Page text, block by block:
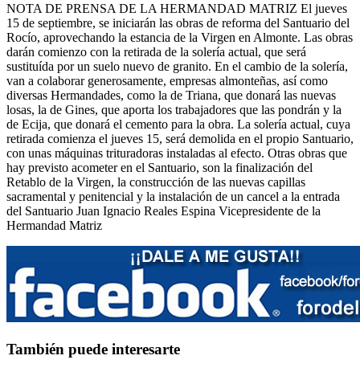
NOTA DE PRENSA DE LA HERMANDAD MATRIZ El jueves
15 de septiembre, se iniciarán las obras de reforma del Santuario del
Rocío, aprovechando la estancia de la Virgen en Almonte. Las obras
darán comienzo con la retirada de la solería actual, que será
sustituída por un suelo nuevo de granito. En el cambio de la solería,
van a colaborar generosamente, empresas almonteñas, así como
diversas Hermandades, como la de Triana, que donará las nuevas
losas, la de Gines, que aporta los trabajadores que las pondrán y la
de Ecija, que donará el cemento para la obra. La solería actual, cuya
retirada comienza el jueves 15, será demolida en el propio Santuario,
con unas máquinas trituradoras instaladas al efecto. Otras obras que
hay previsto acometer en el Santuario, son la finalización del
Retablo de la Virgen, la construcción de las nuevas capillas
sacramental y penitencial y la instalación de un cancel a la entrada
del Santuario Juan Ignacio Reales Espina Vicepresidente de la
Hermandad Matriz
También puede interesarte
En el Rocío, ¿dónde me alojo?